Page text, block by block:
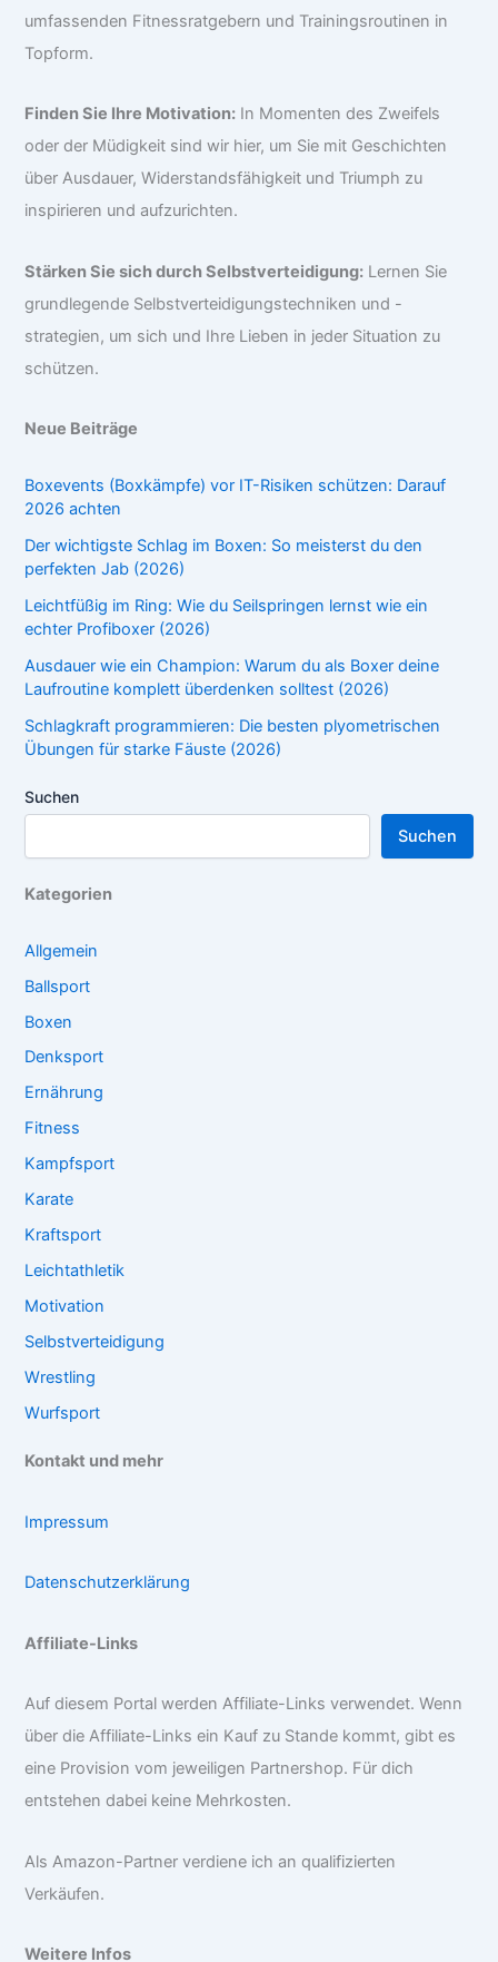
umfassenden Fitnessratgebern und Trainingsroutinen in
Topform.
Finden Sie Ihre Motivation: In Momenten des Zweifels
oder der Müdigkeit sind wir hier, um Sie mit Geschichten
über Ausdauer, Widerstandsfähigkeit und Triumph zu
inspirieren und aufzurichten.
Stärken Sie sich durch Selbstverteidigung: Lernen Sie
grundlegende Selbstverteidigungstechniken und -
strategien, um sich und Ihre Lieben in jeder Situation zu
schützen.
Neue Beiträge
Boxevents (Boxkämpfe) vor IT-Risiken schützen: Darauf
2026 achten
Der wichtigste Schlag im Boxen: So meisterst du den
perfekten Jab (2026)
Leichtfüßig im Ring: Wie du Seilspringen lernst wie ein
echter Profiboxer (2026)
Ausdauer wie ein Champion: Warum du als Boxer deine
Laufroutine komplett überdenken solltest (2026)
Schlagkraft programmieren: Die besten plyometrischen
Übungen für starke Fäuste (2026)
Suchen
Suchen
Kategorien
Allgemein
Ballsport
Boxen
Denksport
Ernährung
Fitness
Kampfsport
Karate
Kraftsport
Leichtathletik
Motivation
Selbstverteidigung
Wrestling
Wurfsport
Kontakt und mehr
Impressum
Datenschutzerklärung
Affiliate-Links
Auf diesem Portal werden Affiliate-Links verwendet. Wenn
über die Affiliate-Links ein Kauf zu Stande kommt, gibt es
eine Provision vom jeweiligen Partnershop. Für dich
entstehen dabei keine Mehrkosten.
Als Amazon-Partner verdiene ich an qualifizierten
Verkäufen.
Weitere Infos